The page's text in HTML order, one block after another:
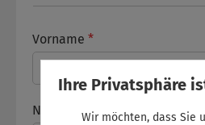
Vorname *
Name
Ihre Privatsphäre
Wir möchten, dass Sie